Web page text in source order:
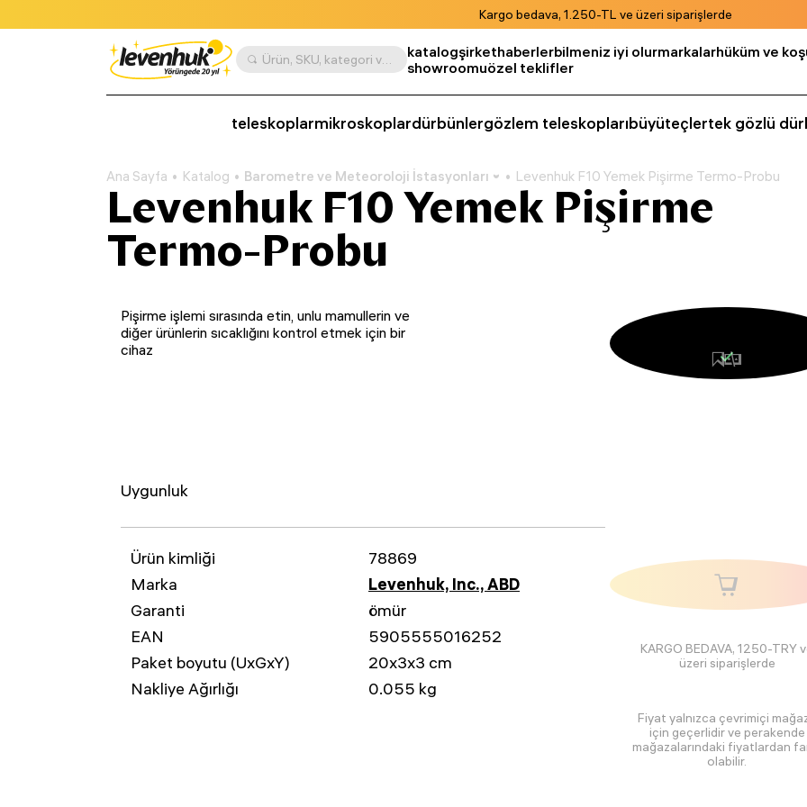
Kargo bedava, 1.250-TL ve üzeri siparişlerde
Ürün, SKU, kategori vb. göre ara katalogşirkethaberlerbilmeniz iyi olurmarkalarhüküm ve
showroomuözel teklifler
teleskoplarmikroskoplardürbünlergözlem teleskoplarıbüyüteçlertek gözlü
Ana Sayfa Katalog Barometre ve Meteoroloji İstasyonları Levenhuk F10 Yemek Pişirme Termo-Probu
Levenhuk F10 Yemek Pişirme
Termo-Probu
KARGO BEDAVA, 1250-TRY
üzeri siparişlerde
Fiyat yalnızca çevrimiçi
için geçerlidir ve perakende
mağazalarındaki fiyatlardan
olabilir.
Pişirme işlemi sırasında etin, unlu mamullerin ve
diğer ürünlerin sıcaklığını kontrol etmek için bir
cihaz
Uygunluk
Ürün kimliği
78869
Marka
Levenhuk, Inc., ABD
Garanti
ömür
EAN
5905555016252
Paket boyutu (UxGxY)
20x3x3 cm
Nakliye Ağırlığı
0.055 kg